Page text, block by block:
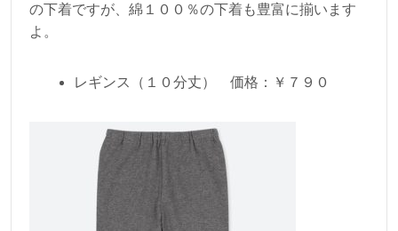
の下着ですが、綿１００％の下着も豊富に揃います
よ。
レギンス（１０分丈） 価格：￥７９０